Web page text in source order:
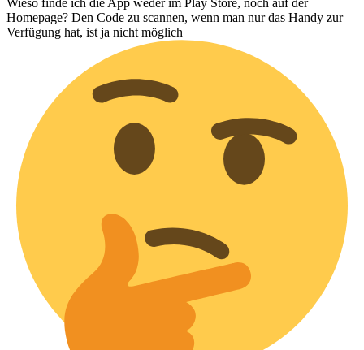
Homepage? Den Code zu scannen, wenn man nur das Handy zur
Verfügung hat, ist ja nicht möglich